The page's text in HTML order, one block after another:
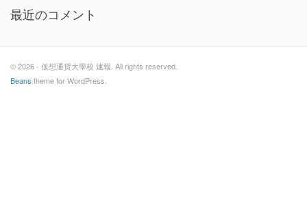
最近のコメント
© 2026 - 仮想通貨大學校 速報. All rights reserved.
Beans theme for WordPress.